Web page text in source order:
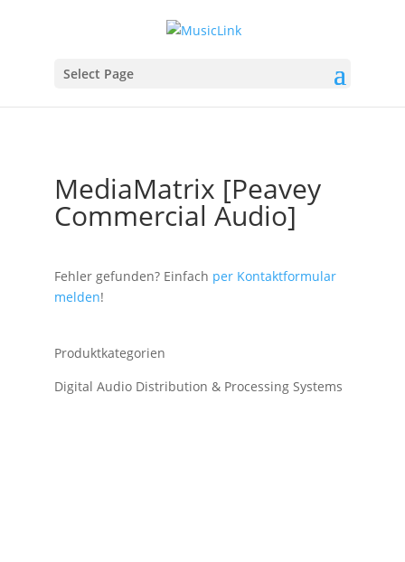
Select Page
MediaMatrix [Peavey
Commercial Audio]
Fehler gefunden? Einfach per Kontaktformular
melden!
Produktkategorien
Digital Audio Distribution & Processing Systems